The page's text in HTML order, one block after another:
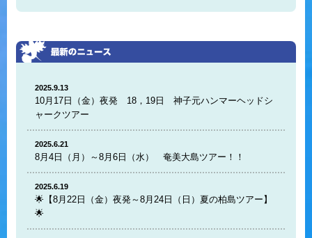
2025.9.13
10月17日（金）夜発 18，19日 神子元ハンマーヘッドシ
ャークツアー
2025.6.21
8月4日（月）～8月6日（水） 奄美大島ツアー！！
2025.6.19
🌟【8月22日（金）夜発～8月24日（日）夏の柏島ツアー】
🌟